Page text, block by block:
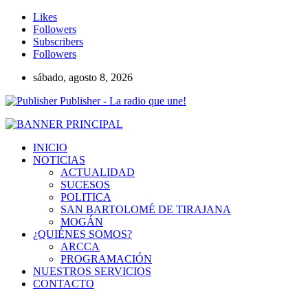
Likes
Followers
Subscribers
Followers
sábado, agosto 8, 2026
Publisher - La radio que une!
INICIO
NOTICIAS
ACTUALIDAD
SUCESOS
POLITICA
SAN BARTOLOMÉ DE TIRAJANA
MOGÁN
¿QUIÉNES SOMOS?
ARCCA
PROGRAMACIÓN
NUESTROS SERVICIOS
CONTACTO